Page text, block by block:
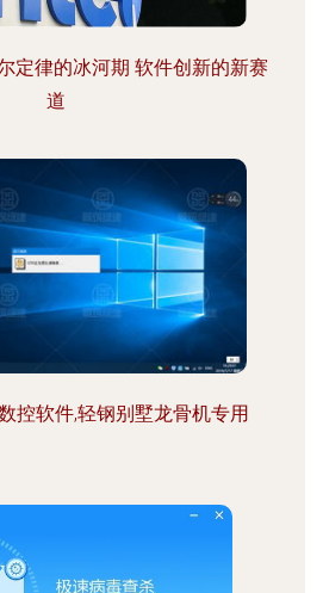
定律的冰河期 软件创新的新赛
道
控软件,轻钢别墅龙骨机专用